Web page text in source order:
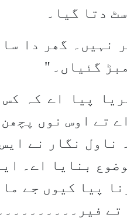
دتا گیا۔
نہیں۔ گھر دا
گئیاں۔ "
پیا اے کہ
تے اوس نوں پچھن
نگار نے
بنایا اے۔
پیا کیوں جے
تے